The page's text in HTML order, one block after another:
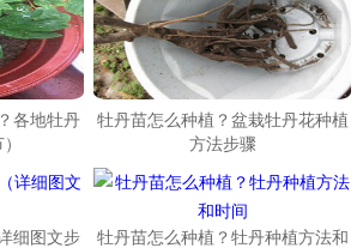
各地牡丹
牡丹苗怎么种植？盆栽牡丹花种植
方法步骤
细图文步
牡丹苗怎么种植？牡丹种植方法和